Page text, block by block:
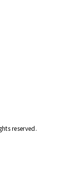
reserved.